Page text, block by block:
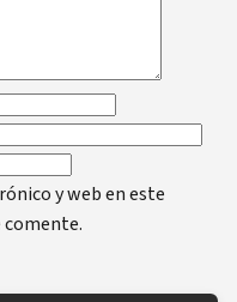
y web en este
comente.